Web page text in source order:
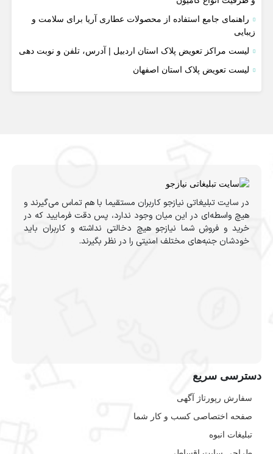
راهنمای جامع استفاده از محصولات عطاری آریا برای سلامت و
زیبایی
لیست مراکز تعویض پلاک استان اردبیل | آدرس، تلفن و نوبت دهی
لیست تعویض پلاک استان اصفهان
در سایت تبلیغاتی نیازجو کاربران مستقیما با هم تماس می‌گیرند و
هیچ واسطه‌ای در این میان وجود ندارد، پس دقت فرمایید که در
خرید و فروشِ شما نیازجو هیچ دخالتی نداشته و کاربران باید
خودشان جنبه‌های مختلف امنیتی را در نظر بگیرند.
دسترسی سریع
سفارش رپورتاژ آگهی
صفحه اختصاصی کسب و کار شما
تبلیغات انبوه